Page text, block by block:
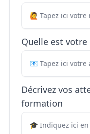
Quelle est votre
Décrivez vos
formation